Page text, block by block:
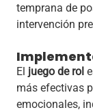
temprana de
intervención
El juego de rol
más efectivas
emocionales,